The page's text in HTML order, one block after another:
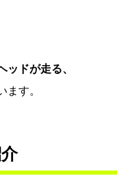
ッドが走る、
す。